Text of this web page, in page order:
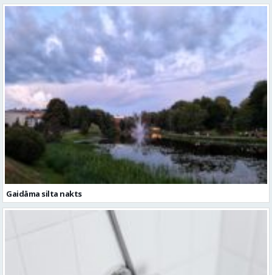
Gaidāma silta nakts